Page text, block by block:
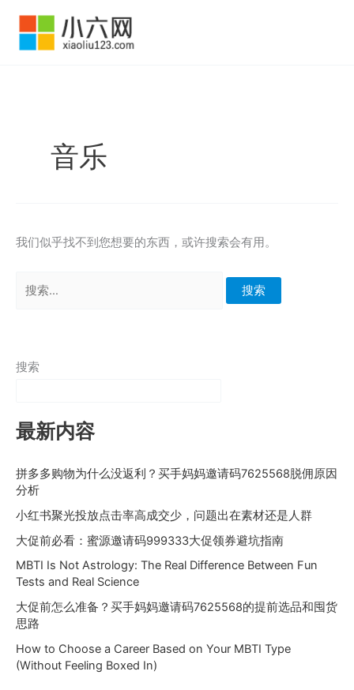
音乐
我们似乎找不到您想要的东西，或许搜索会有用。
索：
搜索
最新内容
拼多多购物为什么没返利？买手妈妈邀请码7625568脱佣原因
分析
小红书聚光投放点击率高成交少，问题出在素材还是人群
大促前必看：蜜源邀请码999333大促领券避坑指南
MBTI Is Not Astrology: The Real Difference Between Fun
Tests and Real Science
大促前怎么准备？买手妈妈邀请码7625568的提前选品和囤货
思路
How to Choose a Career Based on Your MBTI Type
(Without Feeling Boxed In)